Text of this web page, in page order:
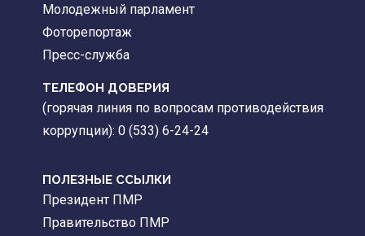
Молодежный парламент
Фоторепортаж
Пресс-служба
ТЕЛЕФОН ДОВЕРИЯ
(горячая линия по вопросам противодействия
коррупции): 0 (533) 6-24-24
ПОЛЕЗНЫЕ ССЫЛКИ
Президент ПМР
Правительство ПМР